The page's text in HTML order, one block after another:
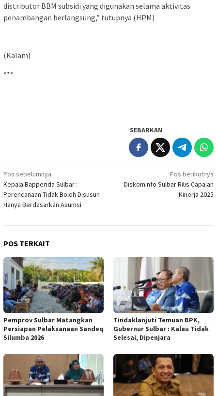
distributor BBM subsidi yang digunakan selama aktivitas
penambangan berlangsung,” tutupnya (HPM)
(Kalam)
***
SEBARKAN
Navigasi
pos
Pos sebelumnya
Kepala Bapperida Sulbar :
Perencanaan Tidak Boleh Disusun
Hanya Berdasarkan Asumsi
Pos berikutnya
Diskominfo Sulbar Rilis Capaian
Kinerja 2025
POS TERKAIT
Pemprov Sulbar Matangkan
Persiapan Pelaksanaan Sandeq
Silumba 2026
Tindaklanjuti Temuan BPK,
Gubernur Sulbar : Kalau Tidak
Selesai, Dipenjara